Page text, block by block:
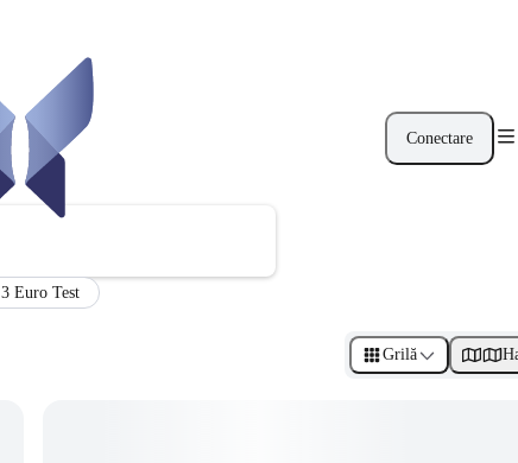
Conectare
3 Euro Test
Grilă